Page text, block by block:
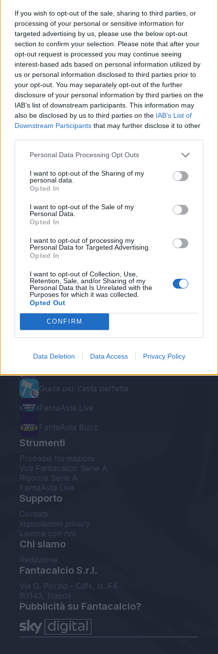
If you wish to opt-out of the sale, sharing to third parties, or
processing of your personal or sensitive information for
targeted advertising by us, please use the below opt-out
section to confirm your selection. Please note that after your
opt-out request is processed you may continue seeing
interest-based ads based on personal information utilized by
us or personal information disclosed to third parties prior to
your opt-out. You may separately opt-out of the further
disclosure of your personal information by third parties on the
IAB’s list of downstream participants. This information may
also be disclosed by us to third parties on the IAB’s List of
Downstream Participants that may further disclose it to other
Personal Data Processing Opt Outs
I want to opt-out of the Sharing of my
personal data.
Opted In
I want to opt-out of the Sale of my
Personal Data.
Opted In
I want to opt-out of processing my
Personal Data for Targeted Advertising.
Opted In
I want to opt-out of Collection, Use,
Retention, Sale, and/or Sharing of my
Personal Data that Is Unrelated with the
Purposes for which it was collected.
Opted Out
CONFIRM
Data Deletion Data Access Privacy Policy
ormai ufficiale la riconciliazione tra Quagliarella e
la tifoseria del Napoli, e a certificarla, dopo le
notizie relative ai motivi della sua partenza dalla
Campania e all’arresto del suo stalker, è
certificata dallo striscione che i tifosi azzurri
hanno mostrato in occasione di Napoli-Crotone.
Striscione che non è sfuggito al diretto
interessato, che ancora entusiasta per il derby di
Genova vinto ieri, ha ringraziato i suoi ex (e
magari futuri) tifosi, con un post su Facebook:
grande. Grazie di cuore".
Autore
Redazione Fantacalcio.it
Le nostre app
Fantacalcio® Serie A Enilive
Guida per l'asta perfetta
FantaAsta Live
FantaAsta Buzz
Strumenti
Probabili formazioni
Voti Fantacalcio Serie A
Rigoristi Serie A
FantaAsta Live
Supporto
Contatti
Impostazioni privacy
Lavora con noi
Chi siamo
Redazione
Fantacalcio S.r.l.
Via G. Porzio - CdN, Is. F4
80143, Napoli
Pubblicità su Fantacalcio?